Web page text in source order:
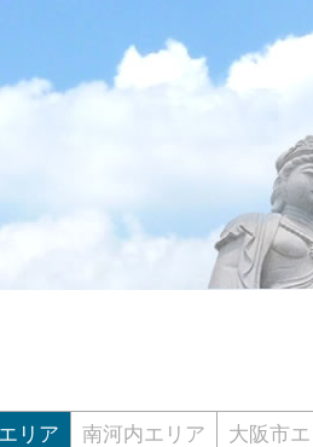
リア 南河内エリア 大阪市